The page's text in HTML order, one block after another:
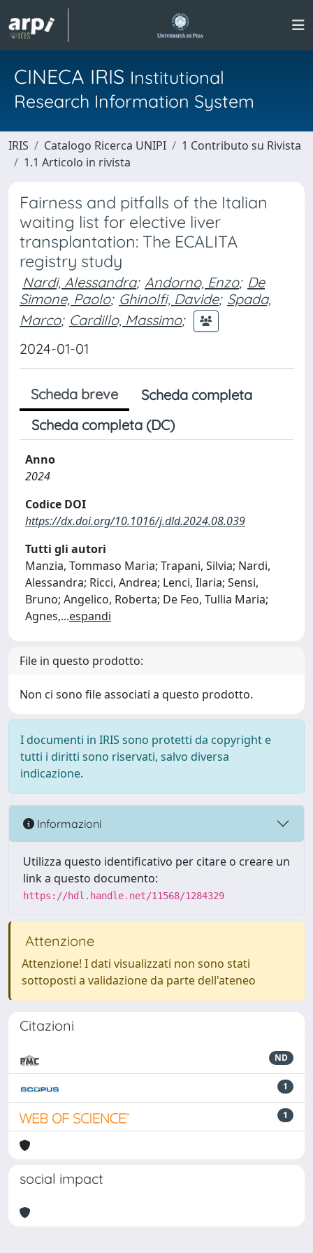
CINECA IRIS Institutional
Research Information System
IRIS Catalogo Ricerca UNIPI
1 Contributo su Rivista
1.1 Articolo in rivista
Fairness and pitfalls of the Italian
waiting list for elective liver
transplantation: The ECALITA
registry study
Nardi, Alessandra; Andorno, Enzo; De
Simone, Paolo; Ghinolfi, Davide; Spada,
Marco; Cardillo, Massimo;
2024-01-01
Scheda breve
Scheda completa
Scheda completa (DC)
Anno
2024
Codice DOI
https://dx.doi.org/10.1016/j.dld.2024.08.039
Tutti gli autori
Manzia, Tommaso Maria; Trapani, Silvia; Nardi,
Alessandra; Ricci, Andrea; Lenci, Ilaria; Sensi,
Bruno; Angelico, Roberta; De Feo, Tullia Maria;
Agnes,...espandi
File in questo prodotto:
Non ci sono file associati a questo prodotto.
I documenti in IRIS sono protetti da copyright e
tutti i diritti sono riservati, salvo diversa
indicazione.
Informazioni
Utilizza questo identificativo per citare o creare un
link a questo documento:
https://hdl.handle.net/11568/1284329
Attenzione
Attenzione! I dati visualizzati non sono stati
sottoposti a validazione da parte dell'ateneo
Citazioni
ND
1
1
social impact